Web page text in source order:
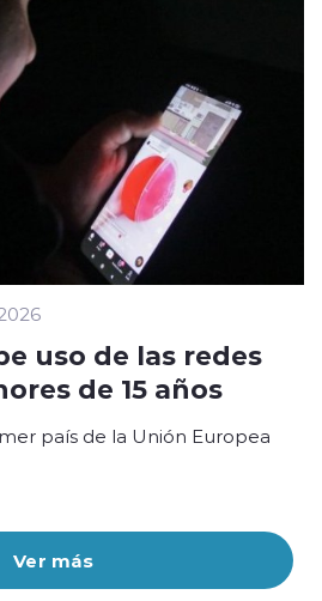
Ver más
uso de las redes
de 15 años
país de la Unión Europea